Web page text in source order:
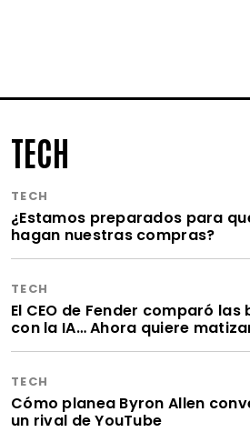
TECH
TECH
¿Estamos preparados para
hagan nuestras compras?
TECH
El CEO de Fender comparó
con la IA… Ahora quiere
TECH
Cómo planea Byron Allen
un rival de YouTube